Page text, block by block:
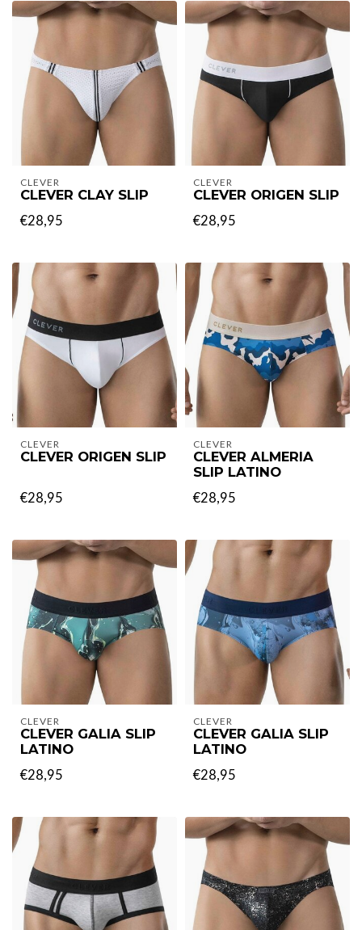
CLEVER
CLEVER CLAY SLIP
€28,95
CLEVER
CLEVER ORIGEN SLIP
€28,95
CLEVER
CLEVER ORIGEN SLIP
€28,95
CLEVER
CLEVER ALMERIA
SLIP LATINO
€28,95
CLEVER
CLEVER GALIA SLIP
LATINO
€28,95
CLEVER
CLEVER GALIA SLIP
LATINO
€28,95